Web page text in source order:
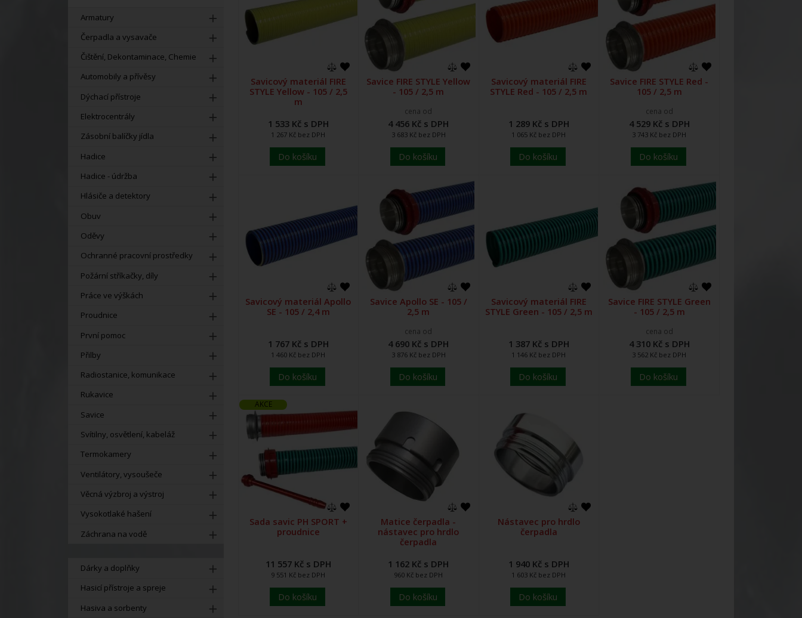
Armatury
Čerpadla a vysavače
Čištění, Dekontaminace, Chemie
Automobily a přívěsy
Dýchací přístroje
Elektrocentrály
Zásobní balíčky jídla
Hadice
Hadice - údržba
Hlásiče a detektory
Obuv
Oděvy
Ochranné pracovní prostředky
Požární stříkačky, díly
Práce ve výškách
Proudnice
První pomoc
Přilby
Radiostanice, komunikace
Rukavice
Savice
Svítilny, osvětlení, kabeláž
Termokamery
Ventilátory, vysoušeče
Věcná výzbroj a výstroj
Vysokotlaké hašení
Záchrana na vodě
Dárky a doplňky
Hasicí přístroje a spreje
Hasiva a sorbenty
Savicový materiál FIRE
STYLE Yellow - 105 / 2,5
m
1 533 Kč s DPH
1 267 Kč bez DPH
Do košíku
Savice FIRE STYLE Yellow
- 105 / 2,5 m
cena od
4 456 Kč s DPH
3 683 Kč bez DPH
Do košíku
Savicový materiál FIRE
STYLE Red - 105 / 2,5 m
1 289 Kč s DPH
1 065 Kč bez DPH
Do košíku
Savice FIRE STYLE Red -
105 / 2,5 m
cena od
4 529 Kč s DPH
3 743 Kč bez DPH
Do košíku
Savicový materiál Apollo
SE - 105 / 2,4 m
1 767 Kč s DPH
1 460 Kč bez DPH
Do košíku
Savice Apollo SE - 105 /
2,5 m
cena od
4 690 Kč s DPH
3 876 Kč bez DPH
Do košíku
Savicový materiál FIRE
STYLE Green - 105 / 2,5 m
1 387 Kč s DPH
1 146 Kč bez DPH
Do košíku
Savice FIRE STYLE Green
- 105 / 2,5 m
cena od
4 310 Kč s DPH
3 562 Kč bez DPH
Do košíku
AKCE
Sada savic PH SPORT +
proudnice
11 557 Kč s DPH
9 551 Kč bez DPH
Do košíku
Matice čerpadla -
nástavec pro hrdlo
čerpadla
1 162 Kč s DPH
960 Kč bez DPH
Do košíku
Nástavec pro hrdlo
čerpadla
1 940 Kč s DPH
1 603 Kč bez DPH
Do košíku